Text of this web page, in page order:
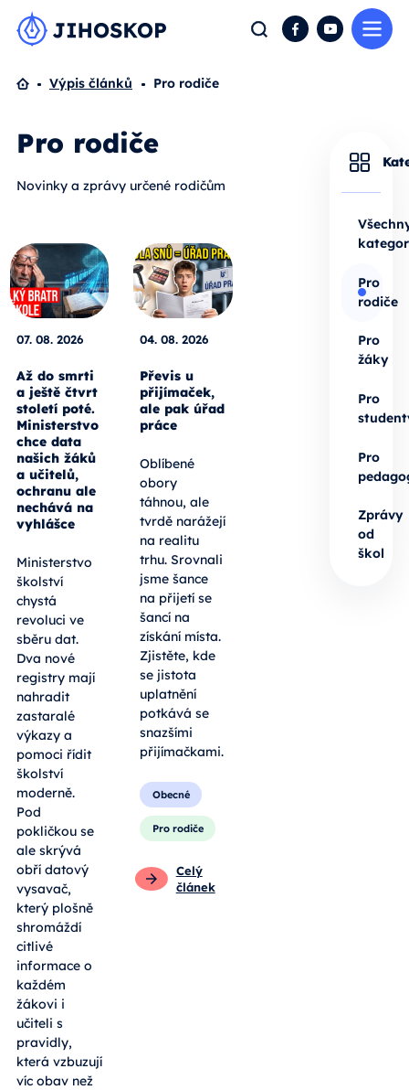
Hledat FacebookYouTube
Domů
Výpis článků Pro rodiče
Pro rodiče
Novinky a zprávy určené rodičům
07. 08. 2026
Až do smrti
a ještě čtvrt
století poté.
Ministerstvo
chce data
našich žáků
a učitelů,
ochranu ale
nechává na
vyhlášce
Ministerstvo
školství
chystá
revoluci ve
sběru dat.
Dva nové
registry mají
nahradit
zastaralé
výkazy a
pomoci řídit
školství
moderně.
Pod
pokličkou se
ale skrývá
obří datový
vysavač,
který plošně
shromáždí
citlivé
informace o
každém
žákovi i
učiteli s
pravidly,
která vzbuzují
víc obav než
04. 08. 2026
Převis u
přijímaček,
ale pak úřad
práce
Oblíbené
obory
táhnou, ale
tvrdě narážejí
na realitu
trhu. Srovnali
jsme šance
na přijetí se
šancí na
získání místa.
Zjistěte, kde
se jistota
uplatnění
potkává se
snazšími
přijímačkami.
Obecné
Pro rodiče
Celý
článek
Pro
rodiče
Pro
žáky
Pro
Pro
Zprávy
od
škol